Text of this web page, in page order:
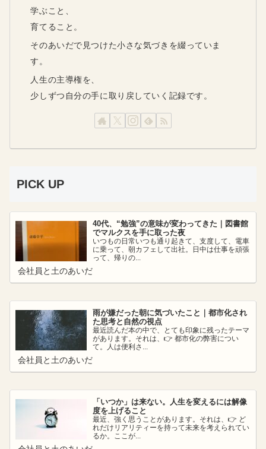
学ぶこと、
育てること。
そのあいだで見つけた小さな気づきを綴っていま
す。
人生の主導権を、
少しずつ自分の手に取り戻していく記録です。
PICK UP
40代、“勉強”の意味が変わってきた｜図書館
でマルクスを手に取った夜
いつもの日常いつも通り起きて、支度して、電車
に乗って、朝カフェして出社。日中は仕事を頑張
って、帰りの...
会社員と土のあいだ
雨が嫌だった朝に気づいたこと｜都市化され
た思考と自然の視点
最近読んだ本の中で、とても印象に残ったテーマ
があります。それは、👉 都市化の弊害につい
て。人は便利さ...
会社員と土のあいだ
「いつか」は来ない。人生を変えるには解像
度を上げること
最近、強く思うことがあります。それは、👉 ど
れだけリアリティーを持って未来を考えられてい
るか。ここが...